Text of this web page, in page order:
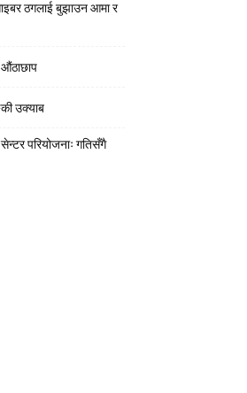
ठगलाई बुझाउन आमा र
औंठाछाप
उक्याब
परियोजनाः गतिसँगै